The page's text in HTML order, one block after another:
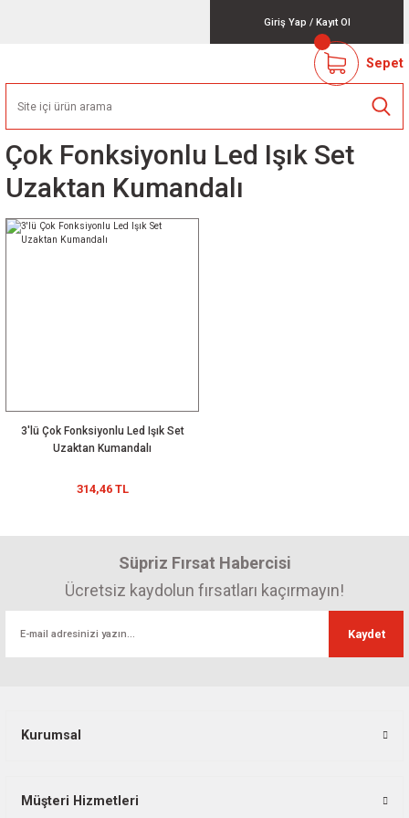
Giriş Yap / Kayıt Ol
Sepet
Çok Fonksiyonlu Led Işık Set
Uzaktan Kumandalı
3'lü Çok Fonksiyonlu Led Işık Set
Uzaktan Kumandalı
314,46 TL
Süpriz Fırsat Habercisi
Ücretsiz kaydolun fırsatları kaçırmayın!
Kaydet
Kurumsal
Müşteri Hizmetleri